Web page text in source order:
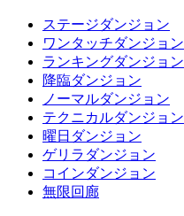
ステージダンジョン
ワンタッチダンジョン
ランキングダンジョン
降臨ダンジョン
ノーマルダンジョン
テクニカルダンジョン
曜日ダンジョン
ゲリラダンジョン
コインダンジョン
無限回廊